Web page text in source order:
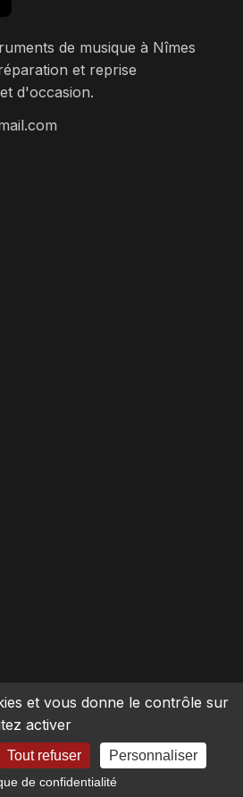
de musique à Nîmes
et reprise
d'occasion.
- Tous droits réservés
et vous donne le contrôle sur
activer
Tout refuser Personnaliser
de confidentialité